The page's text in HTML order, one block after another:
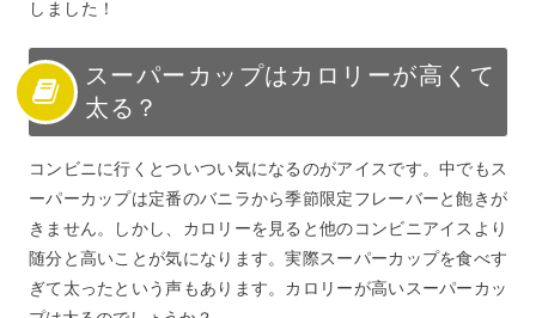
しました！
スーパーカップはカロリーが高くて
太る？
コンビニに行くとついつい気になるのがアイスです。中でもス
ーパーカップは定番のバニラから季節限定フレーバーと飽きが
きません。しかし、カロリーを見ると他のコンビニアイスより
随分と高いことが気になります。実際スーパーカップを食べす
ぎて太ったという声もあります。カロリーが高いスーパーカッ